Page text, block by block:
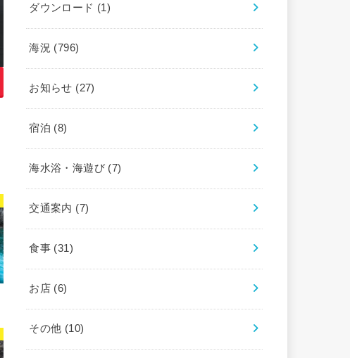
ダウンロード (1)
海況 (796)
お知らせ (27)
宿泊 (8)
海水浴・海遊び (7)
交通案内 (7)
食事 (31)
お店 (6)
その他 (10)